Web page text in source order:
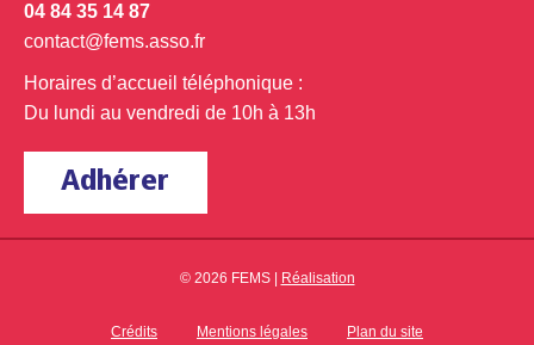
04 84 35 14 87
contact@fems.asso.fr
Horaires d’accueil téléphonique :
Du lundi au vendredi de 10h à 13h
Adhérer
© 2026 FEMS | Réalisation
Crédits Mentions légales Plan du site